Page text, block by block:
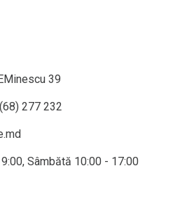
39
277 232
Sâmbătă 10:00 - 17:00